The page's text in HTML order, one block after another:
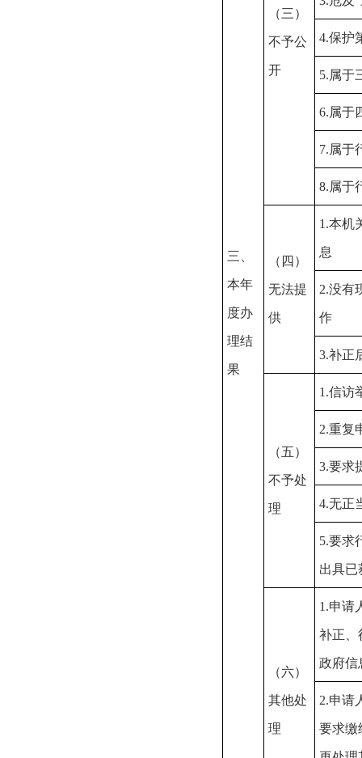
三、
本年
度办
理结
果
（三）
不予公
开
4.保护
5.属于
6.属于
7.属于
8.属于
（四）
无法提
供
1.本机
息
2.没有
作
3.补正
（五）
不予处
理
1.信访
2.重复
3.要求
4.无正
5.要求
出具已
（六）
其他处
理
1.申请
补正、
政府信
2.申请
要求缴